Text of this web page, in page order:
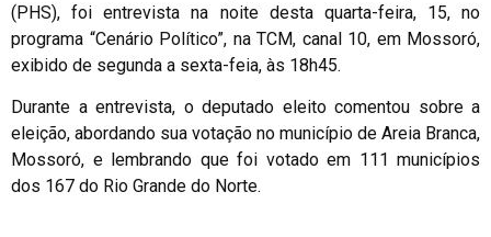
(PHS), foi entrevista na noite desta quarta-feira, 15, no
programa “Cenário Político”, na TCM, canal 10, em Mossoró,
exibido de segunda a sexta-feia, às 18h45.
Durante a entrevista, o deputado eleito comentou sobre a
eleição, abordando sua votação no município de Areia Branca,
Mossoró, e lembrando que foi votado em 111 municípios
dos 167 do Rio Grande do Norte.